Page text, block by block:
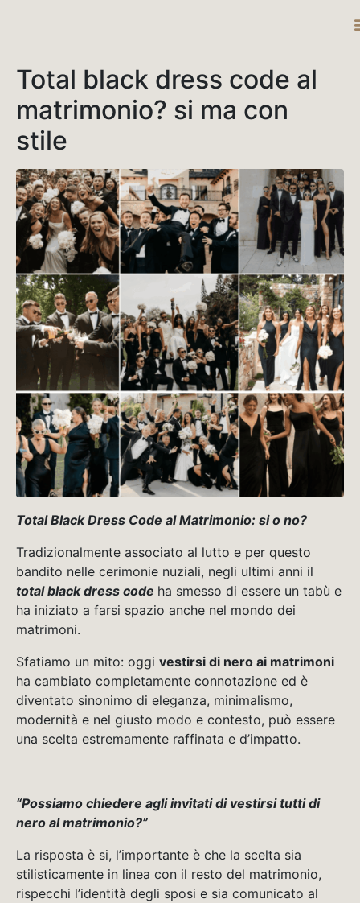
Total black dress code al
matrimonio? si ma con
stile
Total Black Dress Code al Matrimonio: si o no?
Tradizionalmente associato al lutto e per questo
bandito nelle cerimonie nuziali, negli ultimi anni il
total black dress code ha smesso di essere un tabù e
ha iniziato a farsi spazio anche nel mondo dei
matrimoni.
Sfatiamo un mito: oggi vestirsi di nero ai matrimoni
ha cambiato completamente connotazione ed è
diventato sinonimo di eleganza, minimalismo,
modernità e nel giusto modo e contesto, può essere
una scelta estremamente raffinata e d’impatto.
“Possiamo chiedere agli invitati di vestirsi tutti di
nero al matrimonio?”
La risposta è si, l’importante è che la scelta sia
stilisticamente in linea con il resto del matrimonio,
rispecchi l’identità degli sposi e sia comunicato al